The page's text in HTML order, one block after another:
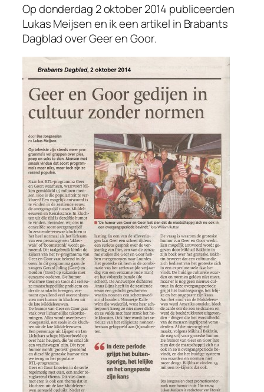
Op donderdag 2 oktober 2014 publiceerden
Lukas Meijsen en ik een artikel in Brabants
DagbladoverGeer en Goor.